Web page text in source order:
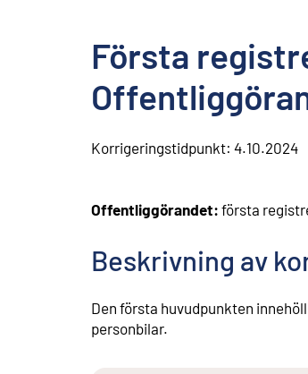
Första
Korrigeringstidpunkt: 4.10.2024
Offentliggörandet: första
Beskrivning av
Den första huvudpunkten
personbilar.